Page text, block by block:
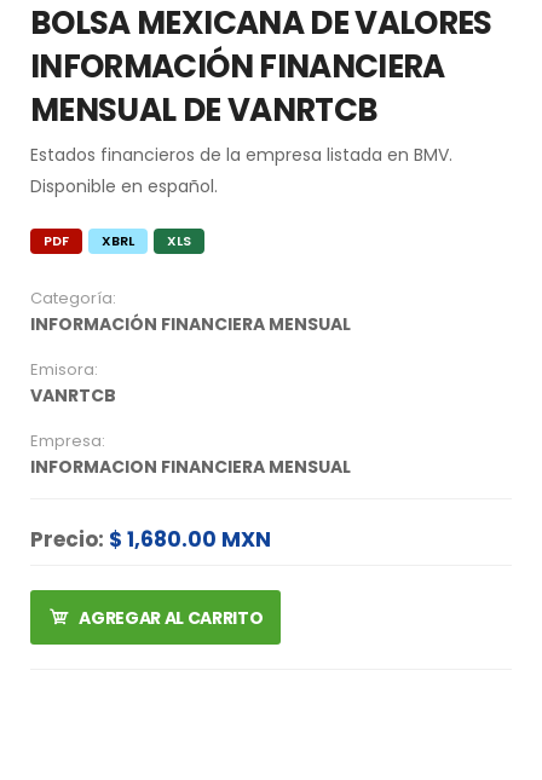
BOLSA MEXICANA DE VALORES
INFORMACIÓN FINANCIERA
MENSUAL DE VANRTCB
Estados financieros de la empresa listada en BMV.
Disponible en español.
PDF XBRL XLS
Categoría:
INFORMACIÓN FINANCIERA MENSUAL
Emisora:
VANRTCB
Empresa:
INFORMACION FINANCIERA MENSUAL
Precio: $ 1,680.00 MXN
AGREGAR AL CARRITO